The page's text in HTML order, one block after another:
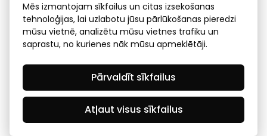
pieprasījums
© 2026 Latvijas Finanšu nozares asociācija - visas tiesības
rezervētas
Created by Mediapark
Mēs izmantojam sīkfailus un citas izsekošanas
tehnoloģijas, lai uzlabotu jūsu pārlūkošanas pieredzi
mūsu vietnē, analizētu mūsu vietnes trafiku un
saprastu, no kurienes nāk mūsu apmeklētāji.
Atļaut visus sīkfailus
Pārvaldīt sīkfailus